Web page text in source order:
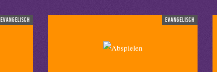
evangelisch evangelisch